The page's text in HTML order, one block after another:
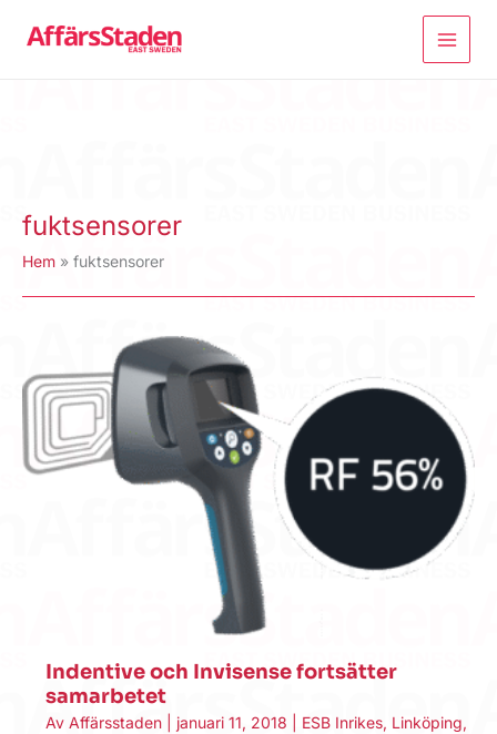
fuktsensorer
Hem fuktsensorer
Indentive och Invisense fortsätter
samarbetet
Av Affärsstaden januari 11, 2018 ESB Inrikes, Linköping,